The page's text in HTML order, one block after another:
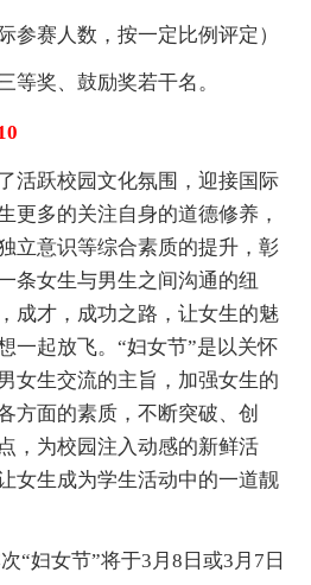
参赛人数，按一定比例评定）
等奖、鼓励奖若干名。
活跃校园文化氛围，迎接国际
更多的关注自身的道德修养，
立意识等综合素质的提升，彰
条女生与男生之间沟通的纽
成才，成功之路，让女生的魅
一起放飞。“妇女节”是以关怀
女生交流的主旨，加强女生的
方面的素质，不断突破、创
，为校园注入动感的新鲜活
女生成为学生活动中的一道靓
次“妇女节”将于3月8日或3月7日